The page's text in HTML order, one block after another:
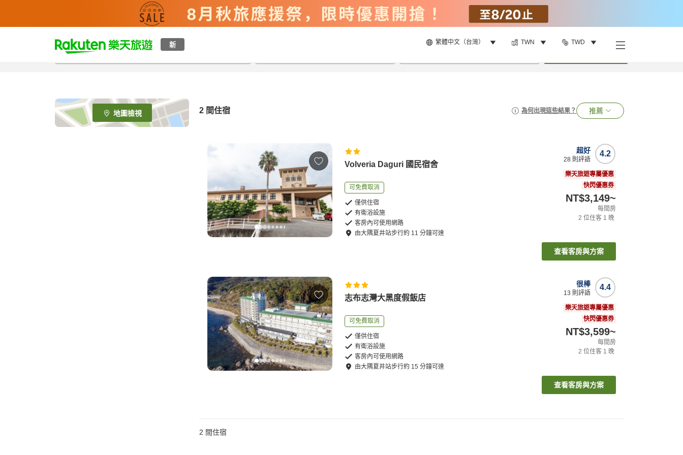
新 繁體中文（台灣） TWN TWD
t
p
e
_
s
地圖檢視 2 間住宿 為何出現這些結果？ 推薦
Volveria Daguri 國民宿舍
可免費取消
僅供住宿
有衛浴設施
客房內可使用網路
由大隅夏井站步行約 11 分鐘可達
4.2
超好
28 則評語
樂天旅遊專屬優惠
快閃優惠券
NT$3,149~
每間房
2 位住客 1 晚
查看客房與方案
志布志灣大黑度假飯店
可免費取消
僅供住宿
有衛浴設施
客房內可使用網路
由大隅夏井站步行約 15 分鐘可達
4.4
很棒
13 則評語
樂天旅遊專屬優惠
快閃優惠券
NT$3,599~
每間房
2 位住客 1 晚
查看客房與方案
2 間住宿